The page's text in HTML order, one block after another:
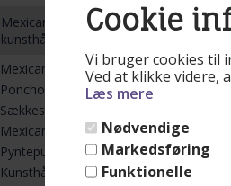
Cookie
Vi bruger cookies til
Ved at klikke videre,
Læs mere
Nødvendige
Markedsføring
Funktionelle
Mexicanske tæpper &
kunsthåndværk
Mexicansk sombrero
Poncho
Sækkestole
Mexicanske håndvaske
Pyntepuder
Kunsthåndværk fra Mexico